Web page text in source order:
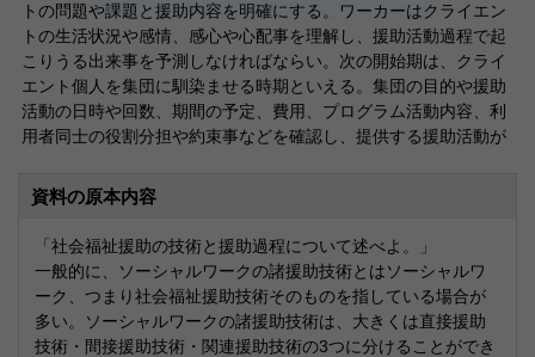
トの問題や課題と援助内容を明確にする。ワーカーはクライエン
トの生活状況や感情、感心や心配事を理解し、援助活動過程で起
こりうる出来事を予測しなければならい。次の開始期は、クライ
エント個人を集団に馴染ませる時期といえる。集団の目的や援助
活動の日時や回数、期間の予定、費用、プログラム活動内容、利
用者同士の役割分担や約束事などを確認し、提供する援助活動が
資料の原本内容
「社会福祉援助の技術と援助過程について述べよ。」
一般的に、ソーシャルワークの諸援助技術とはソーシャルワ
ーク、つまり社会福祉援助技術そのものを指している場合が
多い。ソーシャルワークの諸援助技術は、大きくは直接援助
技術・間接援助技術・関連援助技術の3つに分けることができ